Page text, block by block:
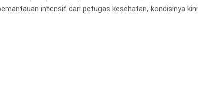
intensif dari petugas kesehatan, kondisinya kini